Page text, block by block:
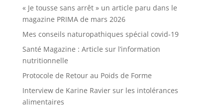
« Je tousse sans arrêt » un article paru dans le
magazine PRIMA de mars 2026
Mes conseils naturopathiques spécial covid-19
Santé Magazine : Article sur l’information
nutritionnelle
Protocole de Retour au Poids de Forme
Interview de Karine Ravier sur les intolérances
alimentaires